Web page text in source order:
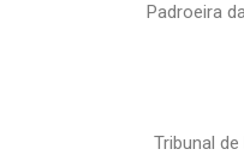
Padroeira
Tribunal